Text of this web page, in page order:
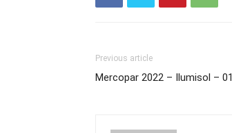
Previous article
Mercopar 2022 – Ilumisol – 01